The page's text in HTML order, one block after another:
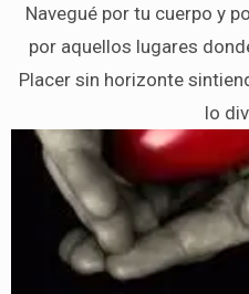
Navegué por tu cuerpo y por tus rincones escondidos,
por aquellos lugares
Placer sin horizonte
lo